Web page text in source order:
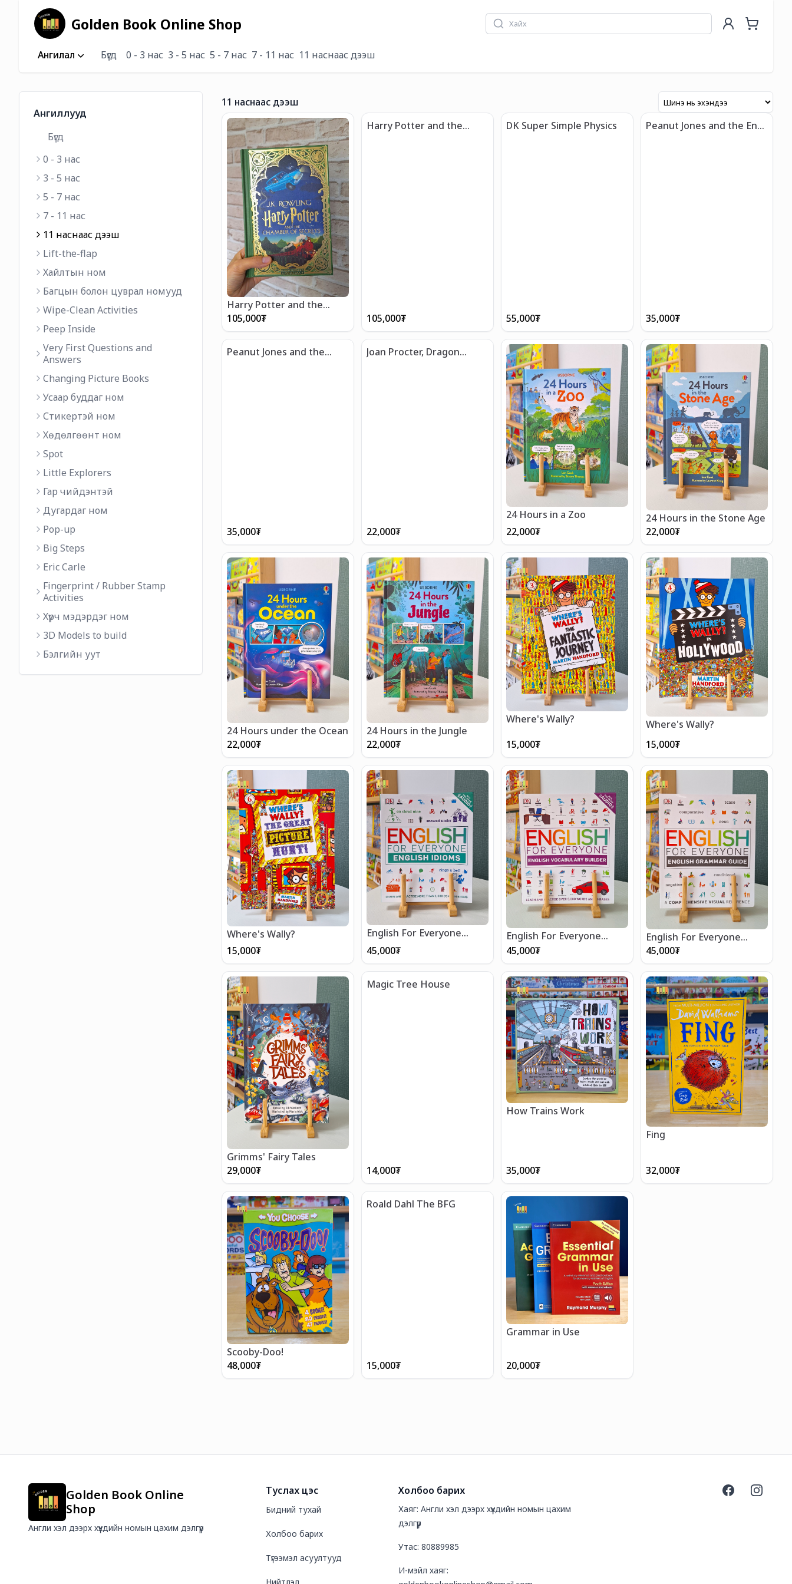
Golden Book Online Shop
Ангилал Бүгд 0 - 3 нас 3 - 5 нас 5 - 7 нас 7 - 11 нас 11 наснаас дээш
Ангиллууд
Бүгд
0 - 3 нас
3 - 5 нас
5 - 7 нас
7 - 11 нас
11 наснаас дээш
Lift-the-flap
Хайлтын ном
Багцын болон цуврал номууд
Wipe-Clean Activities
Peep Inside
Very First Questions and
Answers
Changing Picture Books
Усаар буддаг ном
Стикертэй ном
Хөдөлгөөнт ном
Spot
Little Explorers
Гар чийдэнтэй
Дугардаг ном
Pop-up
Big Steps
Eric Carle
Fingerprint / Rubber Stamp
Activities
Хүрч мэдэрдэг ном
3D Models to build
Бэлгийн уут
11 наснаас дээш
Harry Potter and the
Chamber of Secrets
105,000₮
Harry Potter and the
105,000₮
DK Super Simple Physics
55,000₮
Peanut Jones and the End
35,000₮
Peanut Jones and the
35,000₮
Joan Procter, Dragon
22,000₮
24 Hours in a Zoo
22,000₮
24 Hours in the Stone Age
22,000₮
24 Hours under the Ocean
22,000₮
24 Hours in the Jungle
22,000₮
Where's Wally?
15,000₮
Where's Wally?
15,000₮
Where's Wally?
15,000₮
English For Everyone
English Idioms
45,000₮
English For Everyone
English Vocabulary Builder
45,000₮
English For Everyone
English Grammar Guide
45,000₮
Grimms' Fairy Tales
29,000₮
Magic Tree House
14,000₮
How Trains Work
35,000₮
Fing
32,000₮
Scooby-Doo!
48,000₮
Roald Dahl The BFG
15,000₮
Grammаr in Use
20,000₮
Golden Book Online
Shop
Англи хэл дээрх хүүхдийн номын цахим дэлгүүр
Туслах цэс
Бидний тухай
Холбоо барих
Түгээмэл асуултууд
Холбоо барих
Хаяг: Англи хэл дээрх хүүхдийн номын цахим
дэлгүүр
Утас: 80889985
И-мэйл хаяг:
Facebook